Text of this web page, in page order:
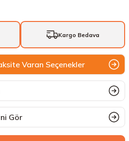
Kargo Bedava
Varan Seçenekler
Gör